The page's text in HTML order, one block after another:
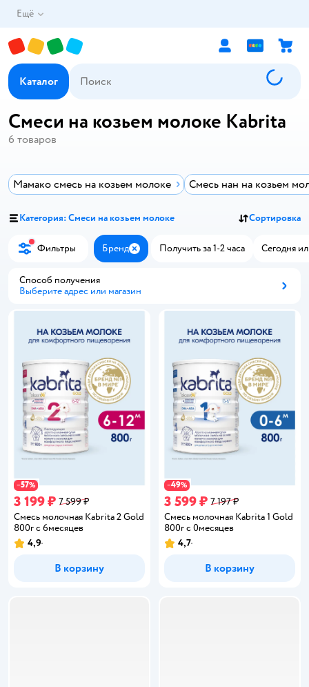
Ещё
Каталог
Смеси на козьем молоке Kabrita
6 товаров
Мамако смесь на козьем молоке Смесь нан на козьем
Категория: Смеси на козьем молоке Сортировка
Фильтры Бренд ЗакрытьПолучить за 1-2 часа Сегодня
Способ получения
Выберите адрес или магазин
−57%
3 199 ₽ 7 599 ₽
Смесь молочная Kabrita 2 Gold
800г с 6месяцев
Рейтинг:
4,9
В корзину
−49%
3 599 ₽ 7 197 ₽
Смесь молочная Kabrita 1 Gold
800г c 0месяцев
Рейтинг:
4,7
В корзину